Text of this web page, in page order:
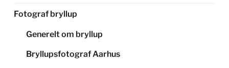
Fotograf bryllup
Generelt om bryllup
Bryllupsfotograf Aarhus